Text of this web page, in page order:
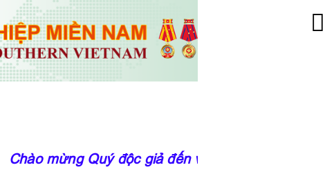
Chào mừng Quý độc giả đến với trang thông tin của